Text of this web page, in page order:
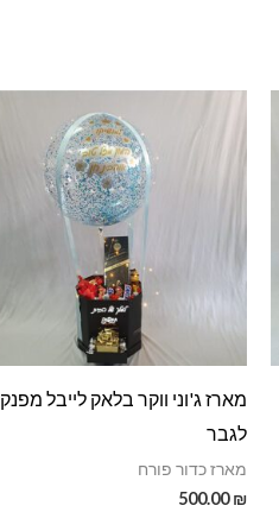
מארז ג'וני ווקר בלאק לייבל מפנק
לגבר
מארז כדור פורח
500.00₪